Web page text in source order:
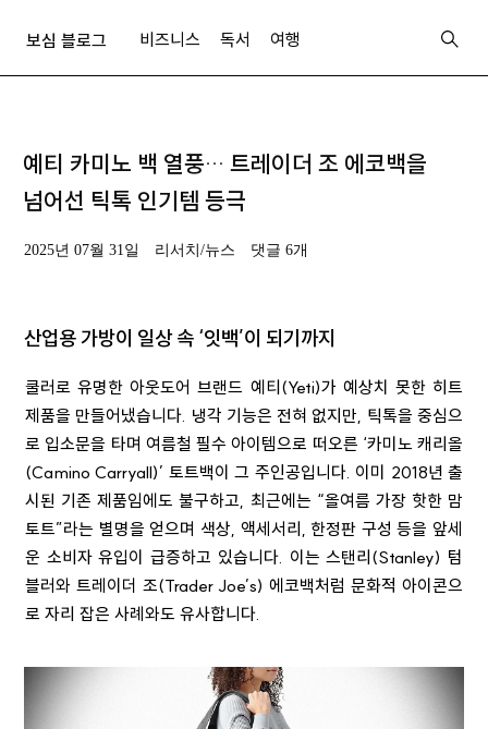
보심 블로그 비즈니스 독서 여행
예티 카미노 백 열풍… 트레이더 조 에코백을
넘어선 틱톡 인기템 등극
2025년 07월 31일 리서치/뉴스 댓글 6개
산업용 가방이 일상 속 ‘잇백’이 되기까지
쿨러로 유명한 아웃도어 브랜드 예티(Yeti)가 예상치 못한 히트
제품을 만들어냈습니다. 냉각 기능은 전혀 없지만, 틱톡을 중심으
로 입소문을 타며 여름철 필수 아이템으로 떠오른 ‘카미노 캐리올
(Camino Carryall)’ 토트백이 그 주인공입니다. 이미 2018년 출
시된 기존 제품임에도 불구하고, 최근에는 “올여름 가장 핫한 맘
토트”라는 별명을 얻으며 색상, 액세서리, 한정판 구성 등을 앞세
운 소비자 유입이 급증하고 있습니다. 이는 스탠리(Stanley) 텀
블러와 트레이더 조(Trader Joe’s) 에코백처럼 문화적 아이콘으
로 자리 잡은 사례와도 유사합니다.